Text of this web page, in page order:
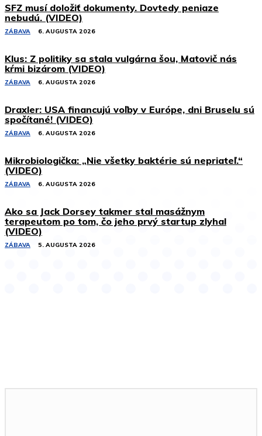
SFZ musí doložiť dokumenty. Dovtedy peniaze
nebudú. (VIDEO)
ZÁBAVA 6. AUGUSTA 2026
Klus: Z politiky sa stala vulgárna šou, Matovič nás
kŕmi bizárom (VIDEO)
ZÁBAVA 6. AUGUSTA 2026
Draxler: USA financujú voľby v Európe, dni Bruselu sú
spočítané! (VIDEO)
ZÁBAVA 6. AUGUSTA 2026
Mikrobiologička: „Nie všetky baktérie sú nepriateľ.“
(VIDEO)
ZÁBAVA 6. AUGUSTA 2026
Ako sa Jack Dorsey takmer stal masážnym
terapeutom po tom, čo jeho prvý startup zlyhal
(VIDEO)
ZÁBAVA 5. AUGUSTA 2026